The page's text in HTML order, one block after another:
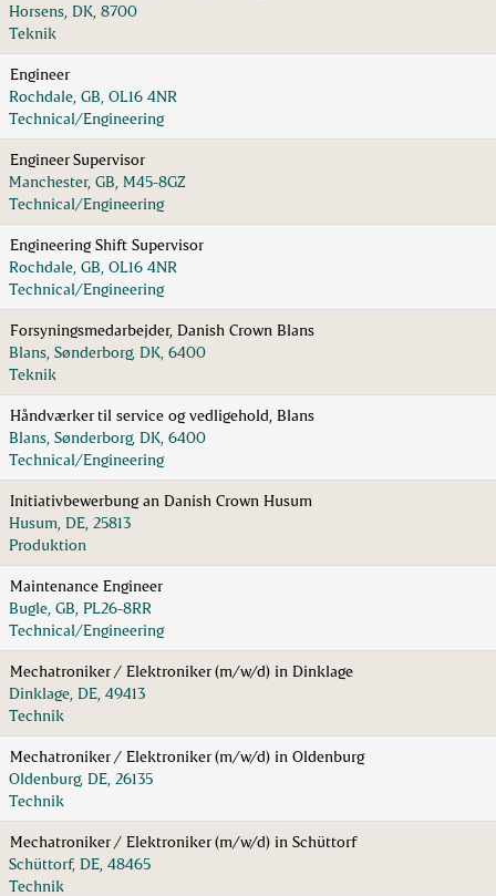
Horsens, DK, 8700
Teknik
Engineer
Rochdale, GB, OL16 4NR
Technical/Engineering
Engineer Supervisor
Manchester, GB, M45-8GZ
Technical/Engineering
Engineering Shift Supervisor
Rochdale, GB, OL16 4NR
Technical/Engineering
Forsyningsmedarbejder, Danish Crown Blans
Blans, Sønderborg, DK, 6400
Teknik
Håndværker til service og vedligehold, Blans
Blans, Sønderborg, DK, 6400
Technical/Engineering
Initiativbewerbung an Danish Crown Husum
Husum, DE, 25813
Produktion
Maintenance Engineer
Bugle, GB, PL26-8RR
Technical/Engineering
Mechatroniker / Elektroniker (m/w/d) in Dinklage
Dinklage, DE, 49413
Technik
Mechatroniker / Elektroniker (m/w/d) in Oldenburg
Oldenburg, DE, 26135
Technik
Mechatroniker / Elektroniker (m/w/d) in Schüttorf
Schüttorf, DE, 48465
Technik